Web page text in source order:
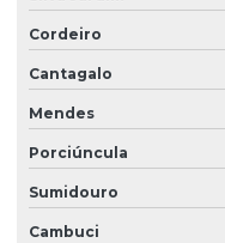
Cordeiro
Cantagalo
Mendes
Porciúncula
Sumidouro
Cambuci